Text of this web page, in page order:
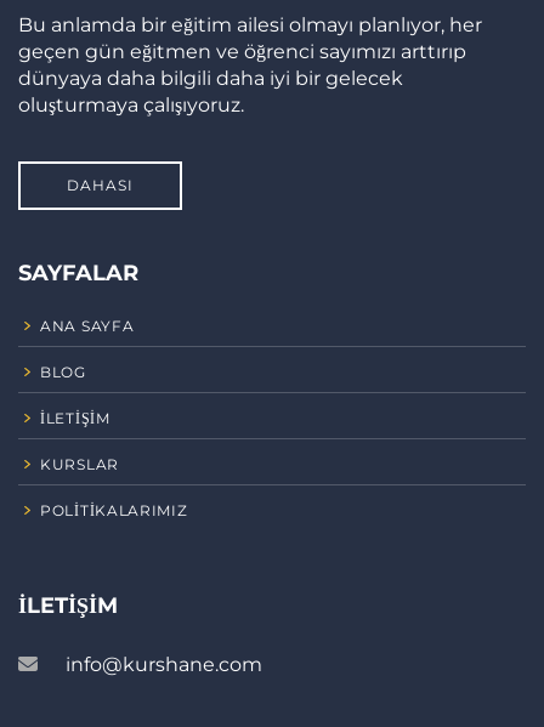
Bu anlamda bir eğitim ailesi olmayı planlıyor, her
geçen gün eğitmen ve öğrenci sayımızı arttırıp
dünyaya daha bilgili daha iyi bir gelecek
oluşturmaya çalışıyoruz.
DAHASI
SAYFALAR
ANA SAYFA
BLOG
İLETIŞIM
KURSLAR
POLITIKALARIMIZ
İLETIŞIM
info@kurshane.com